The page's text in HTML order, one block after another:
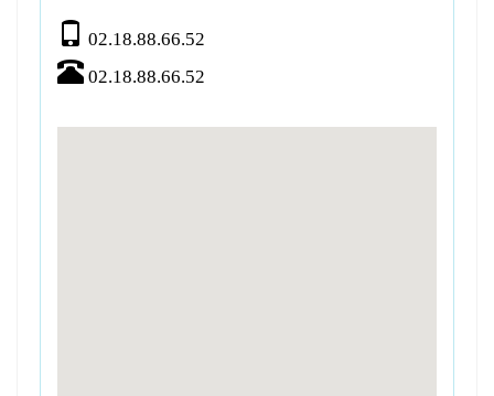
02.18.88.66.52
02.18.88.66.52